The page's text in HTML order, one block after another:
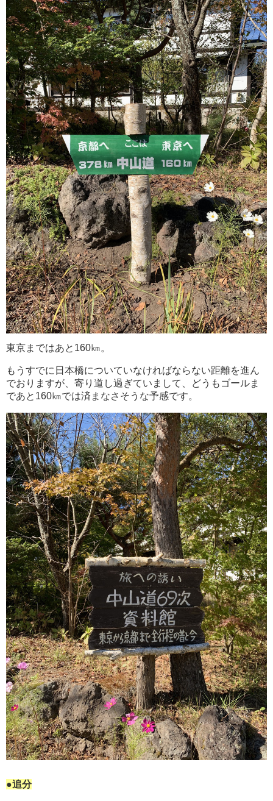
東京まではあと160㎞。
もうすでに日本橋についていなければならない距離を進ん
でおりますが、寄り道し過ぎていまして、どうもゴールま
であと160㎞では済まなさそうな予感です。
●追分